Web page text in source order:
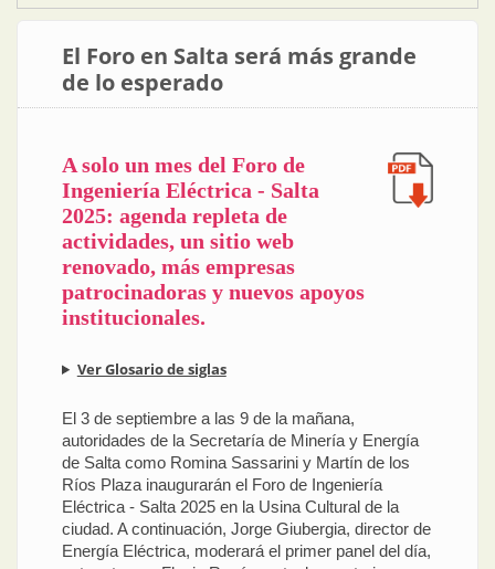
El Foro en Salta será más grande
de lo esperado
A solo un mes del Foro de
Ingeniería Eléctrica - Salta
2025: agenda repleta de
actividades, un sitio web
renovado, más empresas
patrocinadoras y nuevos apoyos
institucionales.
Ver Glosario de siglas
El 3 de septiembre a las 9 de la mañana,
autoridades de la Secretaría de Minería y Energía
de Salta como Romina Sassarini y Martín de los
Ríos Plaza inaugurarán el Foro de Ingeniería
Eléctrica - Salta 2025 en la Usina Cultural de la
ciudad. A continuación, Jorge Giubergia, director de
Energía Eléctrica, moderará el primer panel del día,